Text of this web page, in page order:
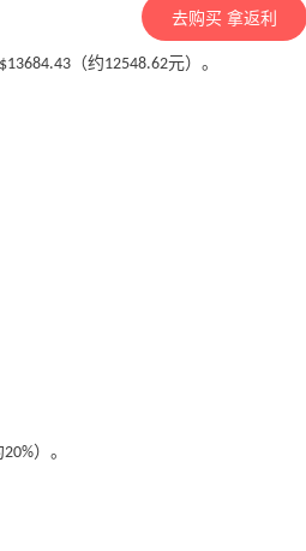
去购买 拿返利
（约12548.62元）。
）。